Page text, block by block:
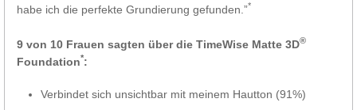
habe ich die perfekte Grundierung gefunden.”*
9 von 10 Frauen sagten über die TimeWise Matte 3D®
Foundation*:
Verbindet sich unsichtbar mit meinem Hautton (91%)